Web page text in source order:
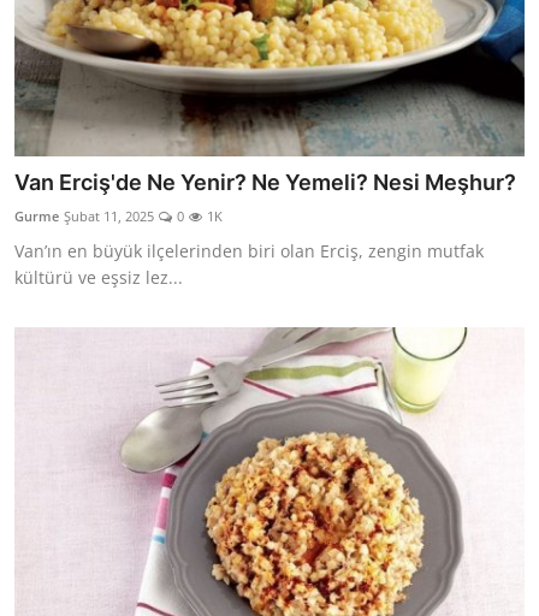
Van Erciş'de Ne Yenir? Ne Yemeli? Nesi Meşhur?
Gurme Şubat 11, 2025 0 1K
Van’ın en büyük ilçelerinden biri olan Erciş, zengin mutfak
kültürü ve eşsiz lez...